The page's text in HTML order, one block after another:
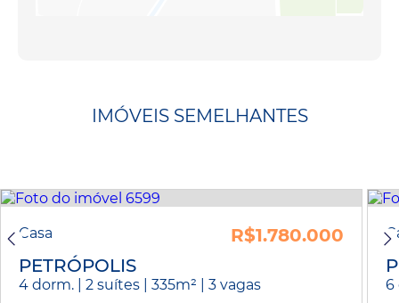
IMÓVEIS SEMELHANTES
Casa
R$1.780.000
PETRÓPOLIS
4 dorm. | 2 suítes | 335m² | 3 vagas 6